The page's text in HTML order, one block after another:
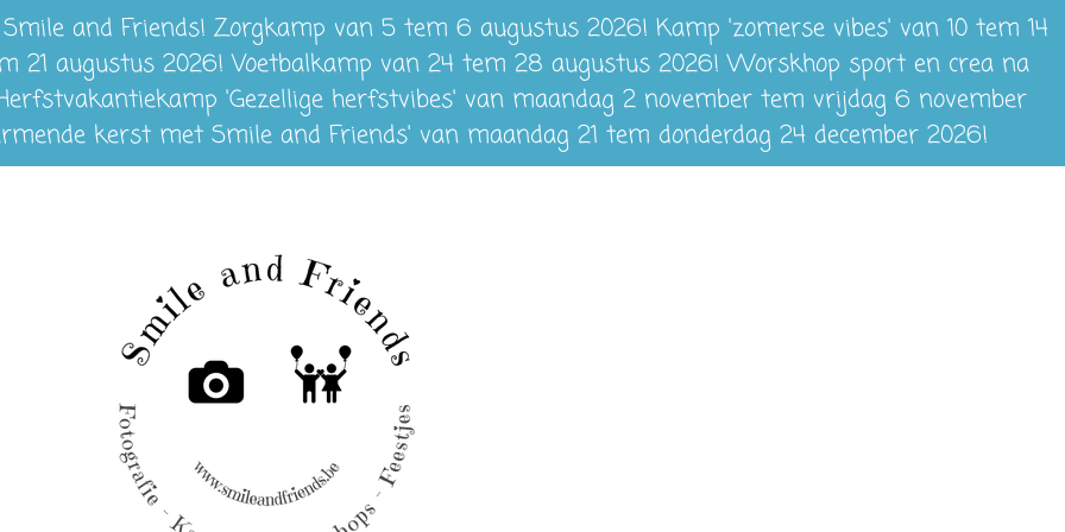
and Friends! Zorgkamp van 5 tem 6 augustus 2026! Kamp 'zomerse vibes' van 10 tem 14
21 augustus 2026! Voetbalkamp van 24 tem 28 augustus 2026! Worskhop sport en crea na
'Gezellige herfstvibes' van maandag 2 november tem vrijdag 6 november
kerst met Smile and Friends' van maandag 21 tem donderdag 24 december 2026!